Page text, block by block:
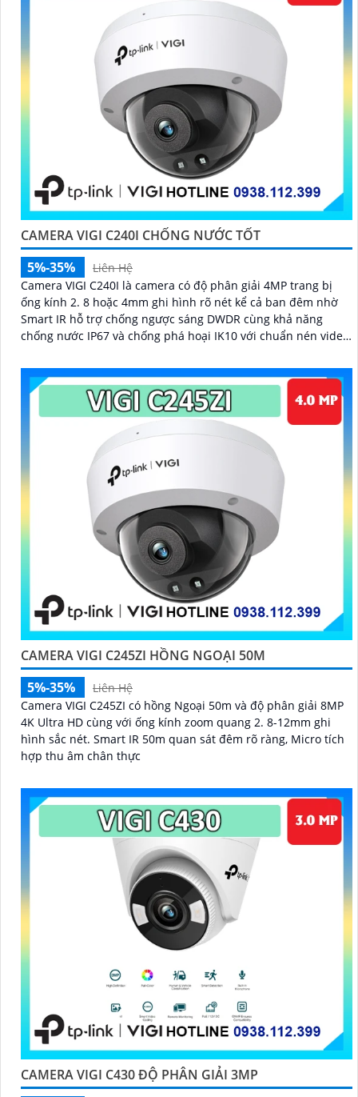
CAMERA VIGI C240I CHỐNG NƯỚC TỐT
5%-35%
Liên Hệ
Camera VIGI C240I là camera có độ phân giải 4MP trang bị
ống kính 2. 8 hoặc 4mm ghi hình rõ nét kể cả ban đêm nhờ
Smart IR hỗ trợ chống ngược sáng DWDR cùng khả năng
chống nước IP67 và chống phá hoại IK10 với chuẩn nén video
CAMERA VIGI C245ZI HỒNG NGOẠI 50M
5%-35%
Liên Hệ
Camera VIGI C245ZI có hồng Ngoại 50m và độ phân giải 8MP
4K Ultra HD cùng với ống kính zoom quang 2. 8-12mm ghi
hình sắc nét. Smart IR 50m quan sát đêm rõ ràng, Micro tích
hợp thu âm chân thực
CAMERA VIGI C430 ĐỘ PHÂN GIẢI 3MP